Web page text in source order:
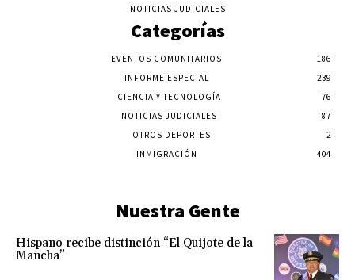
NOTICIAS JUDICIALES
Categorías
EVENTOS COMUNITARIOS
186
INFORME ESPECIAL
239
CIENCIA Y TECNOLOGÍA
76
NOTICIAS JUDICIALES
87
OTROS DEPORTES
2
INMIGRACIÓN
404
Nuestra Gente
Hispano recibe distinción “El Quijote de la
Mancha”